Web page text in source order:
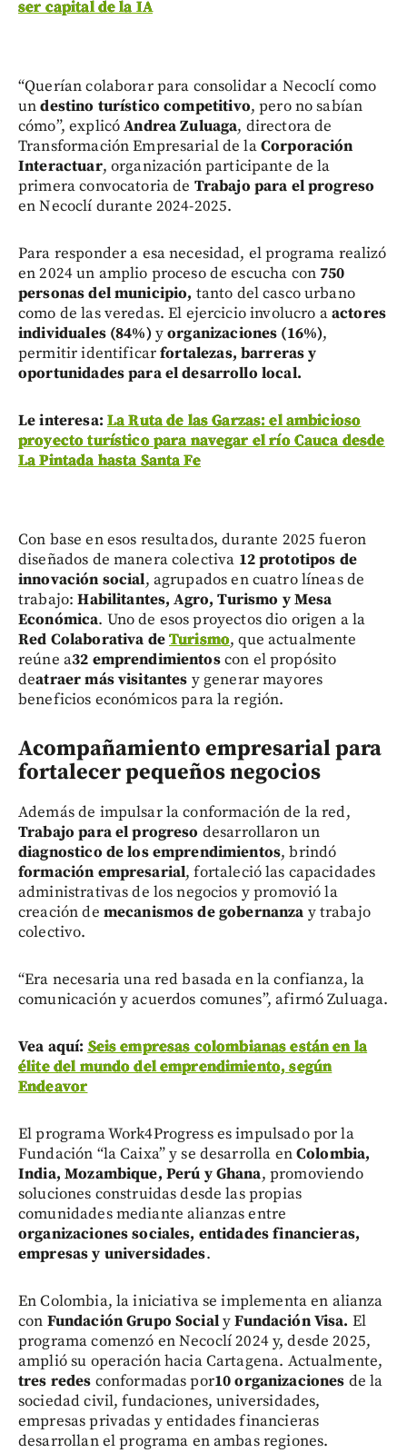
ser capital de la IA
“Querían colaborar para consolidar a Necoclí como
undestino turístico competitivo, pero no sabían
cómo”, explicóAndrea Zuluaga, directora de
Transformación Empresarial de laCorporación
Interactuar, organización participante de la
primera convocatoria de Trabajo para el progreso
en Necoclí durante 2024-2025.
Para responder a esa necesidad, el programa realizó
en 2024 un amplio proceso de escucha con750
personas del municipio, tanto del casco urbano
como de las veredas. El ejercicio involucro aactores
individuales (84%)yorganizaciones (16%),
permitir identificarfortalezas, barreras y
oportunidades para el desarrollo local.
Le interesa: La Ruta de las Garzas: el ambicioso
proyecto turístico para navegar el río Cauca desde
La Pintada hasta Santa Fe
Con base en esos resultados, durante 2025 fueron
diseñados de manera colectiva 12 prototipos de
innovación social, agrupados en cuatro líneas de
trabajo:Habilitantes, Agro, Turismo y Mesa
Económica. Uno de esos proyectos dio origen a la
Red Colaborativa deTurismo, que actualmente
reúne a32 emprendimientoscon el propósito
deatraer más visitantes y generar mayores
beneficios económicos para la región.
Acompañamiento empresarial para
fortalecer pequeños negocios
Además de impulsar la conformación de la red,
Trabajo para el progreso desarrollaron un
diagnostico de los emprendimientos, brindó
formación empresarial, fortaleció las capacidades
administrativas de los negocios y promovió la
creación de mecanismos de gobernanza y trabajo
colectivo.
“Era necesaria una red basada en la confianza, la
comunicación y acuerdos comunes”, afirmó Zuluaga.
Vea aquí: Seis empresas colombianas están en la
élite del mundo del emprendimiento, según
Endeavor
El programa Work4Progress es impulsado por la
Fundación “la Caixa” y se desarrolla enColombia,
India, Mozambique, Perú y Ghana, promoviendo
soluciones construidas desde las propias
comunidades mediante alianzas entre
organizaciones sociales, entidades financieras,
empresas y universidades.
En Colombia, la iniciativa se implementa en alianza
con Fundación Grupo SocialyFundación Visa. El
programa comenzó en Necoclí2024 y, desde 2025,
amplió su operación hacia Cartagena. Actualmente,
tres redes conformadas por10 organizaciones de la
sociedad civil, fundaciones, universidades,
empresas privadas y entidades financieras
desarrollan el programa en ambas regiones.